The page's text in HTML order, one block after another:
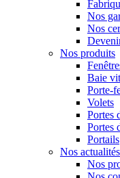
Nos
Nos
Nos produits
Baie
Porte-
Volets
Portes
Portes
Portails
Nos actualités
Nos